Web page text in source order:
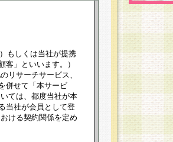
もしくは当社が提携
」といいます。）
リサーチサービス、
併せて「本サービ
ては、都度当社が本
当社が会員として登
ける契約関係を定め